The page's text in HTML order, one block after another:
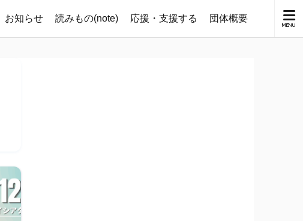
お知らせ 読みもの(note) 応援・支援する 団体概要